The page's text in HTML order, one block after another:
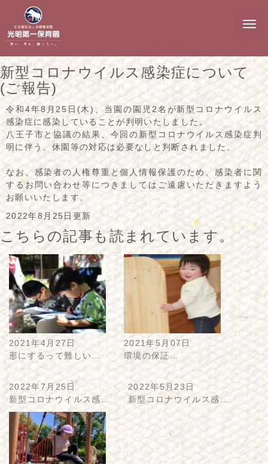
N
g
a
n
新型コロナウイルス感染症について
(ご報告)
令和4年8月25日(木)、当園の園児2名が新型コロナウイルス
感染症に感染していることが判明いたしました。
八王子市と協議の結果、今回の新型コロナウイルス感染症判
明に伴う、休園等の対応は必要なしと判断されました。
なお、感染者の人権尊重と個人情報保護のため、感染者に関
するお問い合わせ等につきましてはご遠慮いただきますよう
お願いいたします。
2022年8月25日更新
こちらの記事も読まれています。
2021年4月27日
形にするって難しい…
2021年5月07日
環境の保証…
2022年7月25日
新型コロナウイルス感…
2022年5月23日
新型コロナウイルス感…